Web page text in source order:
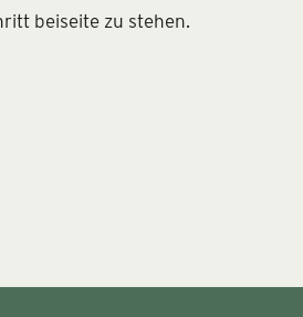
beiseite zu stehen.